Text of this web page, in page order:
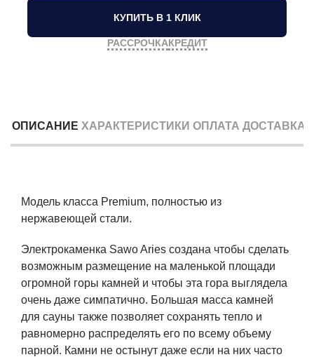
КУПИТЬ В 1 КЛИК
РАССРОЧКАКРЕДИТ
ОПИСАНИЕ ХАРАКТЕРИСТИКИ ОПЛАТА ДОСТАВКА
Модель класса Premium, полностью из
нержавеющей стали.
Электрокаменка Sawo Aries создана чтобы сделать
возможным размещение на маленькой площади
огромной горы камней и чтобы эта гора выглядела
очень даже симпатично. Большая масса камней
для сауны также позволяет сохранять тепло и
равномерно распределять его по всему объему
парной. Камни не остынут даже если на них часто